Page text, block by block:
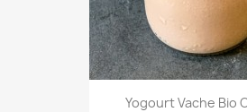
Yogourt Vache Bio